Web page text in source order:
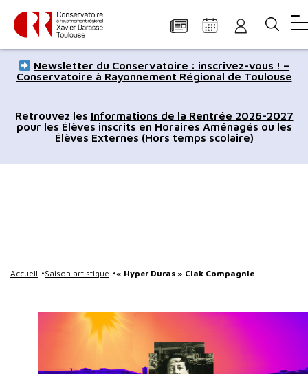
Panneau de gestion des cookies
Aller
au
principal
à
navigation
à
recherche
au
de
page
au
du
site
Newsletter du Conservatoire : inscrivez-vous ! –
Conservatoire à Rayonnement Régional de Toulouse
Retrouvez les Informations de la Rentrée 2026-2027
pour les Élèves inscrits en Horaires Aménagés ou les
Élèves Externes (Hors temps scolaire)
Accueil Saison artistique « Hyper Duras » Clak Compagnie